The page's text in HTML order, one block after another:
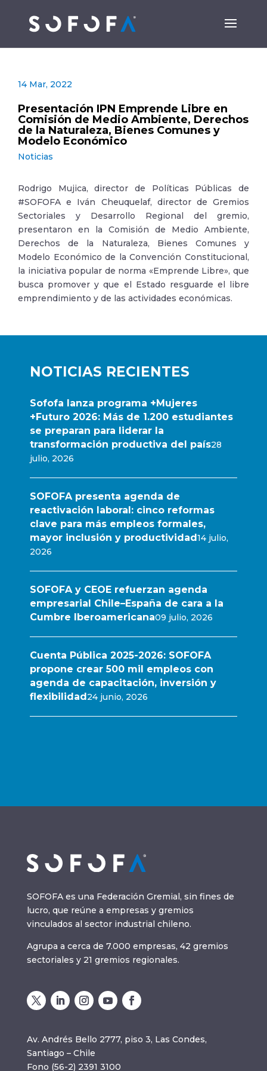
NOTICIAS RECIENTES
Sofofa lanza programa +Mujeres
+Futuro 2026: Más de 1.200 estudiantes
se preparan para liderar la
transformación productiva del país28
julio, 2026
SOFOFA presenta agenda de
reactivación laboral: cinco reformas
clave para más empleos formales,
mayor inclusión y productividad14 julio,
2026
SOFOFA y CEOE refuerzan agenda
empresarial Chile–España de cara a la
Cumbre Iberoamericana09 julio, 2026
Cuenta Pública 2025-2026: SOFOFA
propone crear 500 mil empleos con
agenda de capacitación, inversión y
flexibilidad24 junio, 2026
14 Mar, 2022
Presentación IPN Emprende Libre en
Comisión de Medio Ambiente, Derechos
de la Naturaleza, Bienes Comunes y
Modelo Económico
Noticias
Rodrigo Mujica, director de Políticas Públicas de
#SOFOFA e Iván Cheuquelaf, director de Gremios
Sectoriales y Desarrollo Regional del gremio,
presentaron en la Comisión de Medio Ambiente,
Derechos de la Naturaleza, Bienes Comunes y
Modelo Económico de la Convención Constitucional,
la iniciativa popular de norma «Emprende Libre», que
busca promover y que el Estado resguarde el libre
emprendimiento y de las actividades económicas.
SOFOFA es una Federación Gremial, sin fines de
lucro, que reúne a empresas y gremios
vinculados al sector industrial chileno.
Agrupa a cerca de 7.000 empresas, 42 gremios
sectoriales y 21 gremios regionales.
Av. Andrés Bello 2777, piso 3, Las Condes,
Santiago – Chile
Fono (56-2) 2391 3100